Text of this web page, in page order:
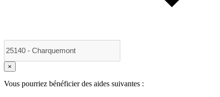
×
Vous pourriez bénéficier des aides suivantes :